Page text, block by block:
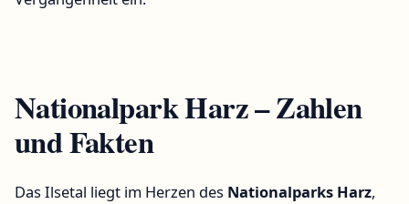
Nationalpark Harz – Zahlen
und Fakten
Das Ilsetal liegt im Herzen des Nationalparks Harz,